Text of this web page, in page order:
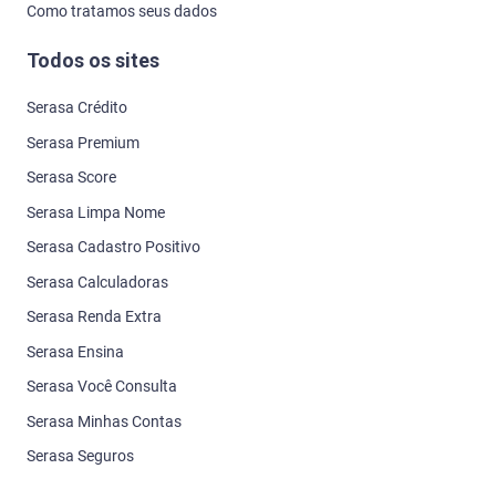
Como tratamos seus dados
Todos os sites
Serasa Crédito
Serasa Premium
Serasa Score
Serasa Limpa Nome
Serasa Cadastro Positivo
Serasa Calculadoras
Serasa Renda Extra
Serasa Ensina
Serasa Você Consulta
Serasa Minhas Contas
Serasa Seguros